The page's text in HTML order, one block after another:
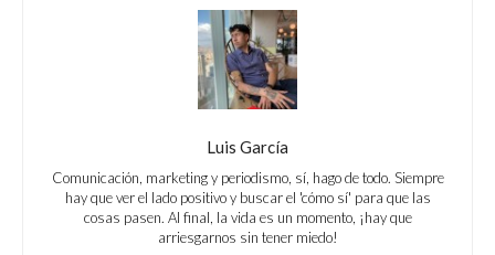
Luis García
Comunicación, marketing y periodismo, sí, hago de todo. Siempre
hay que ver el lado positivo y buscar el 'cómo sí' para que las
cosas pasen. Al final, la vida es un momento, ¡hay que
arriesgarnos sin tener miedo!